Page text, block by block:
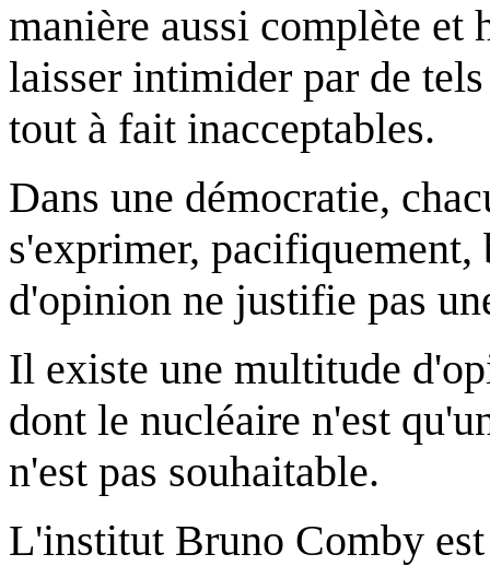
manière aussi complète et
laisser intimider par de
tout à fait inacceptables.
Dans une démocratie,
s'exprimer, pacifiquement,
d'opinion ne justifie pas
Il existe une multitude
dont le nucléaire n'est
n'est pas souhaitable.
L'institut Bruno Comby